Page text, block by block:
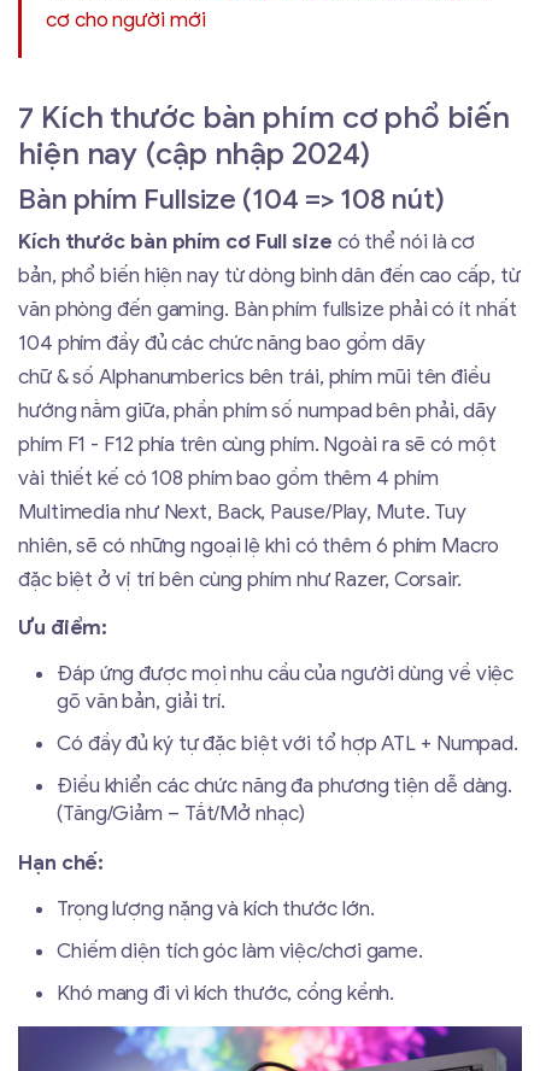
cơ cho người mới
7 Kích thước bàn phím cơ phổ biến
hiện nay (cập nhập 2024)
Bàn phím Fullsize (104 => 108 nút)
Kích thước bàn phím cơ Full size có thể nói là cơ
bản, phổ biến hiện nay từ dòng bình dân đến cao cấp, từ
văn phòng đến gaming. Bàn phím fullsize phải có ít nhất
104 phím đầy đủ các chức năng bao gồm dãy
chữ & số Alphanumberics bên trái, phím mũi tên điều
hướng nằm giữa, phần phím số numpad bên phải, dãy
phím F1 - F12 phía trên cùng phím. Ngoài ra sẽ có một
vài thiết kế có 108 phím bao gồm thêm 4 phím
Multimedia như Next, Back, Pause/Play, Mute. Tuy
nhiên, sẽ có những ngoại lệ khi có thêm 6 phím Macro
đặc biệt ở vị trí bên cùng phím như Razer, Corsair.
Ưu điểm:
Đáp ứng được mọi nhu cầu của người dùng về việc
gõ văn bản, giải trí.
Có đầy đủ ký tự đặc biệt với tổ hợp ATL + Numpad.
Điều khiển các chức năng đa phương tiện dễ dàng.
(Tăng/Giảm – Tắt/Mở nhạc)
Hạn chế:
Trọng lượng nặng và kích thước lớn.
Chiếm diện tích góc làm việc/chơi game.
Khó mang đi vì kích thước, cồng kềnh.